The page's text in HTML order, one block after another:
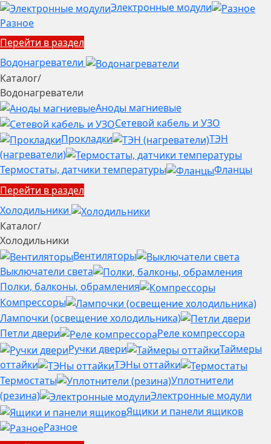
Электронные модули
Разное
Перейти в раздел
Водонагреватели
Каталог/
Водонагреватели
Аноды магниевые
Сетевой кабель и УЗО
Прокладки
ТЭН
(нагреватели)
Термостаты, датчики температуры
Фланцы
Перейти в раздел
Холодильники
Каталог/
Холодильники
Вентиляторы
Выключатели света
Полки, балконы, обрамления
Компрессоры
Лампочки (освещение холодильника)
Петли двери
Реле компрессора
Ручки двери
Таймеры
оттайки
ТЭНы оттайки
Термостаты
Уплотнители
(резина)
Электронные модули
Ящики и панели ящиков
Разное